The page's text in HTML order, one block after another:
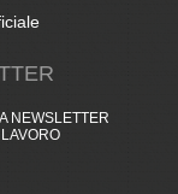
NEWSLETTER